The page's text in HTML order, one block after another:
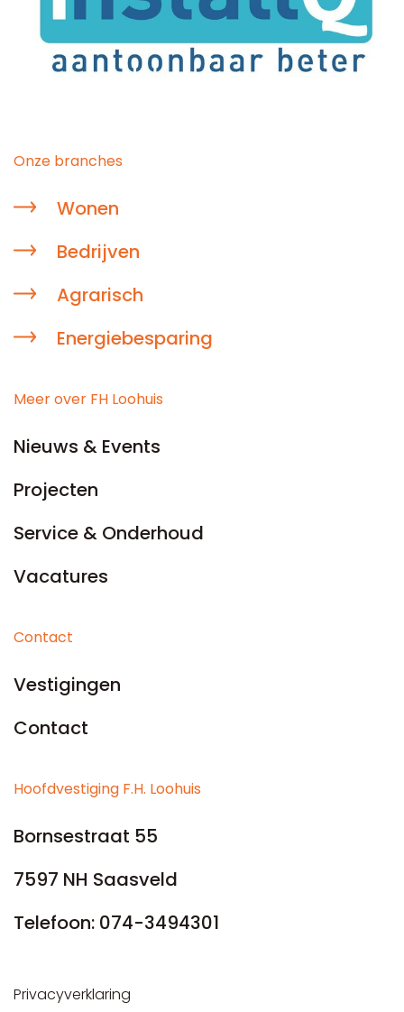
Onze branches
Wonen
Bedrijven
Agrarisch
Energiebesparing
Meer over FH Loohuis
Nieuws & Events
Projecten
Service & Onderhoud
Vacatures
Contact
Vestigingen
Contact
Hoofdvestiging F.H. Loohuis
Bornsestraat 55
7597 NH Saasveld
Telefoon: 074-3494301
Privacyverklaring